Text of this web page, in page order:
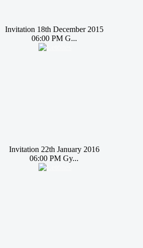
Invitation 18th December 2015
06:00 PM G...
Invitation 22th January 2016
06:00 PM Gy...